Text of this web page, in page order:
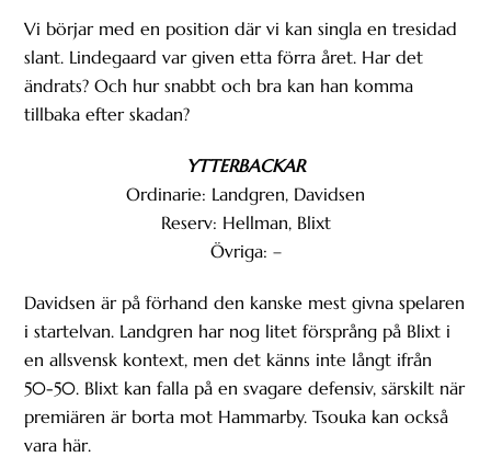
Vi börjar med en position där vi kan singla en tresidad
slant. Lindegaard var given etta förra året. Har det
ändrats? Och hur snabbt och bra kan han komma
tillbaka efter skadan?
YTTERBACKAR
Ordinarie: Landgren, Davidsen
Reserv: Hellman, Blixt
Övriga: –
Davidsen är på förhand den kanske mest givna spelaren
i startelvan. Landgren har nog litet försprång på Blixt i
en allsvensk kontext, men det känns inte långt ifrån
50-50. Blixt kan falla på en svagare defensiv, särskilt när
premiären är borta mot Hammarby. Tsouka kan också
vara här.